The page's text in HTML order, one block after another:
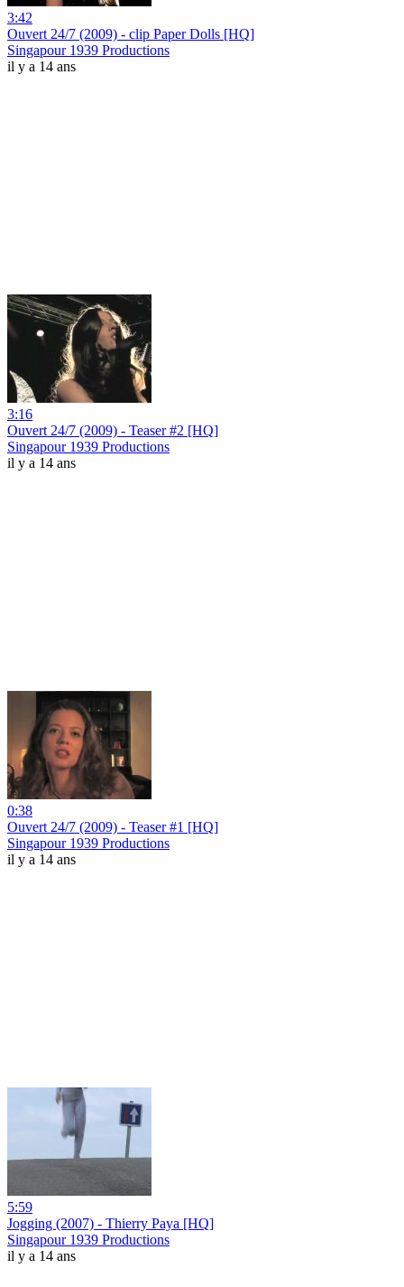
3:42
Ouvert 24/7 (2009) - clip Paper Dolls [HQ]
Singapour 1939 Productions
il y a 14 ans
3:16
Ouvert 24/7 (2009) - Teaser #2 [HQ]
Singapour 1939 Productions
il y a 14 ans
0:38
Ouvert 24/7 (2009) - Teaser #1 [HQ]
Singapour 1939 Productions
il y a 14 ans
5:59
Jogging (2007) - Thierry Paya [HQ]
Singapour 1939 Productions
il y a 14 ans